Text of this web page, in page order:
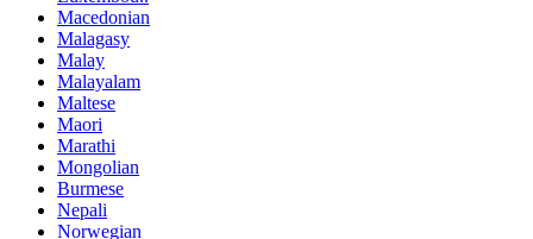
Macedonian
Malagasy
Malay
Malayalam
Maltese
Maori
Marathi
Mongolian
Burmese
Nepali
Norwegian